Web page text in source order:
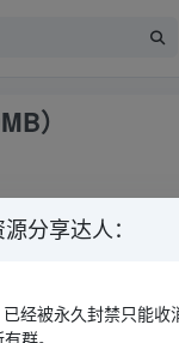
）
剧体验。 无论你是
分享达人：
经被永久封禁只能